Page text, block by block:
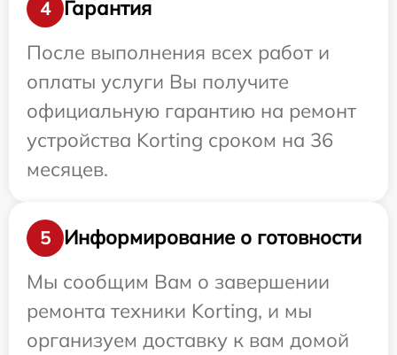
4
Гарантия
После выполнения всех работ и
оплаты услуги Вы получите
официальную гарантию на ремонт
устройства Korting сроком на 36
месяцев.
5
Информирование о готовности
Мы сообщим Вам о завершении
ремонта техники Korting, и мы
организуем доставку к вам домой